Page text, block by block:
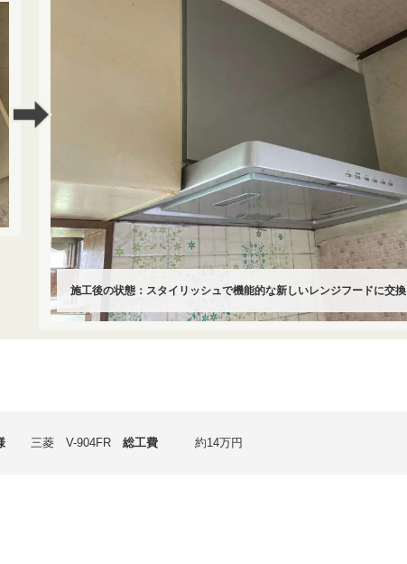
施工後の状態：スタイリッシュで機能的な新しいレンジフードに交換
三菱 V-904FR 総工費 約14万円